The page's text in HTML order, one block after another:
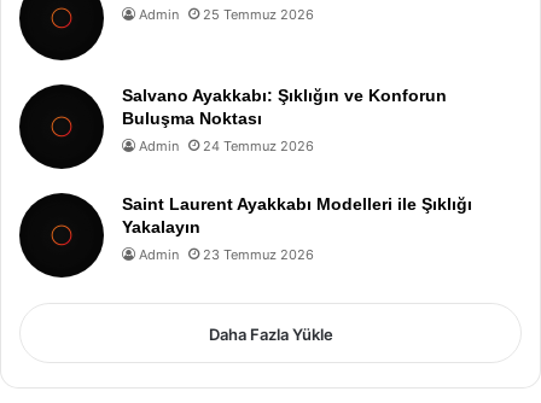
Admin 25 Temmuz 2026
Salvano Ayakkabı: Şıklığın ve Konforun
Buluşma Noktası
Admin 24 Temmuz 2026
Saint Laurent Ayakkabı Modelleri ile Şıklığı
Yakalayın
Admin 23 Temmuz 2026
Daha Fazla Yükle